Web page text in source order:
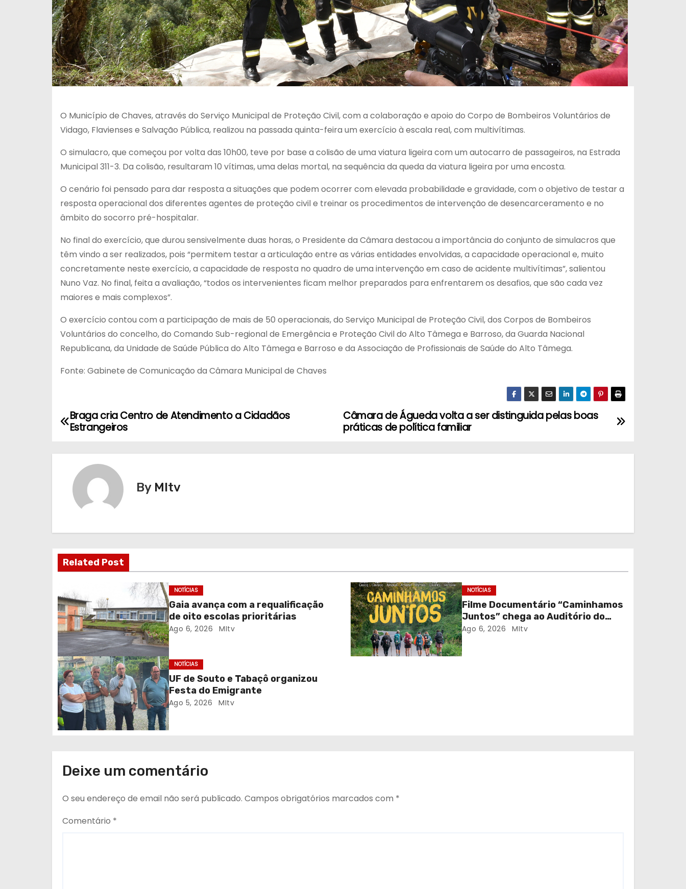
O Município de Chaves, através do Serviço Municipal de Proteção Civil, com a colaboração e apoio do Corpo de Bombeiros Voluntários de
Vidago, Flavienses e Salvação Pública, realizou na passada quinta-feira um exercício à escala real, com multivítimas.
O simulacro, que começou por volta das 10h00, teve por base a colisão de uma viatura ligeira com um autocarro de passageiros, na Estrada
Municipal 311-3. Da colisão, resultaram 10 vítimas, uma delas mortal, na sequência da queda da viatura ligeira por uma encosta.
O cenário foi pensado para dar resposta a situações que podem ocorrer com elevada probabilidade e gravidade, com o objetivo de testar a
resposta operacional dos diferentes agentes de proteção civil e treinar os procedimentos de intervenção de desencarceramento e no
âmbito do socorro pré-hospitalar.
No final do exercício, que durou sensivelmente duas horas, o Presidente da Câmara destacou a importância do conjunto de simulacros que
têm vindo a ser realizados, pois “permitem testar a articulação entre as várias entidades envolvidas, a capacidade operacional e, muito
concretamente neste exercício, a capacidade de resposta no quadro de uma intervenção em caso de acidente multivítimas”, salientou
Nuno Vaz. No final, feita a avaliação, “todos os intervenientes ficam melhor preparados para enfrentarem os desafios, que são cada vez
maiores e mais complexos”.
O exercício contou com a participação de mais de 50 operacionais, do Serviço Municipal de Proteção Civil, dos Corpos de Bombeiros
Voluntários do concelho, do Comando Sub-regional de Emergência e Proteção Civil do Alto Tâmega e Barroso, da Guarda Nacional
Republicana, da Unidade de Saúde Pública do Alto Tâmega e Barroso e da Associação de Profissionais de Saúde do Alto Tâmega.
Fonte: Gabinete de Comunicação da Câmara Municipal de Chaves
N
ç
ã
o
d
e
a
r
t
i
o
Câmara de Águeda volta a ser distinguida pelas boas
práticas de política familiar
Braga cria Centro de Atendimento a Cidadãos
Estrangeiros
By MItv
Related Post
NOTÍCIAS
Gaia avança com a requalificação
de oito escolas prioritárias
Ago 6, 2026 MItv
NOTÍCIAS
Filme Documentário “Caminhamos
Juntos” chega ao Auditório do
C.E.R. Vagos em sessão solidária
Ago 6, 2026 MItv
NOTÍCIAS
UF de Souto e Tabaçô organizou
Festa do Emigrante
Ago 5, 2026 MItv
Deixe um comentário
O seu endereço de email não será publicado. Campos obrigatórios marcados com *
Comentário *